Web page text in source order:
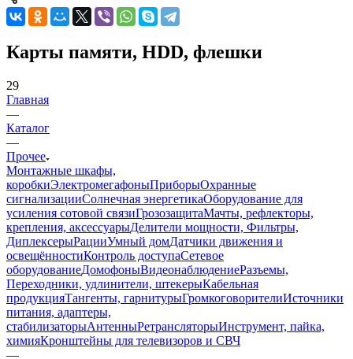
Карты памяти, HDD, флешки
29
Главная
—
Каталог
—
Прочее
Монтажные шкафы,
коробкиЭлектромегафоныПриборыОхранные
сигнализацииСолнечная энергетикаОборудование для
усиления сотовой связиГрозозащитаМачты, рефлекторы,
крепления, аксессуарыДелители мощности, Фильтры,
ДиплексерыРацииУмный домДатчики движения и
освещённостиКонтроль доступаСетевое
оборудованиеДомофоныВидеонаблюдениеРазъемы,
Переходники, удлинители, штекерыКабельная
продукцияТангенты, гарнитурыГромкоговорителиИсточники
питания, адаптеры,
стабилизаторыАнтенныРетрансляторыИнструмент, пайка,
химияКронштейны для телевизоров и СВЧ
—